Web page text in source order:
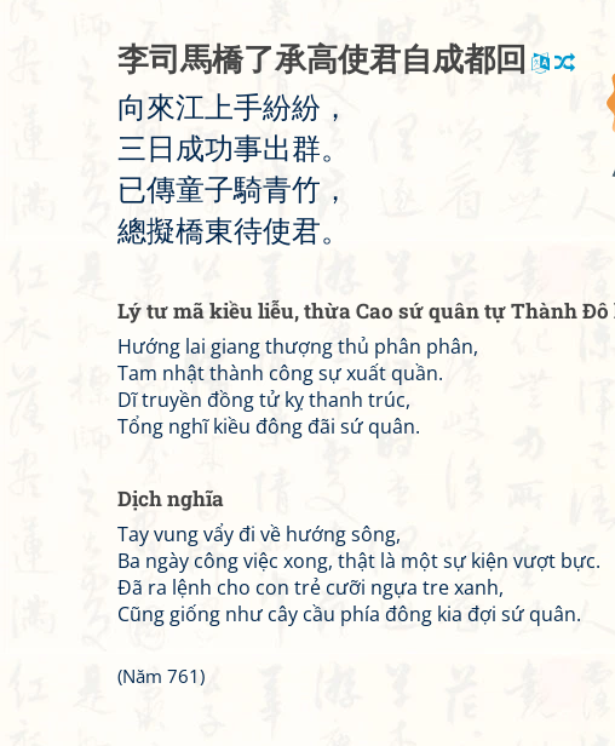
李司 馬橋了承高使君自成都回
向來江 上手紛紛 ，
三 日 成功事出群。
已傳童子騎青竹 ，
總擬橋東待使君。
Lý tư mã kiều liễu, thừa Cao sứ quân tự Thành Đô
Hướng lai giang thượng thủ phân phân,
Tam nhật thành công sự xuất quần.
Dĩ truyền đồng tử kỵ thanh trúc,
Tổng nghĩ kiều đông đãi sứ quân.
Dịch nghĩa
Tay vung vẩy đi về hướng sông,
Ba ngày công việc xong, thật là một sự kiện vượt bực.
Đã ra lệnh cho con trẻ cưỡi ngựa tre xanh,
Cũng giống như cây cầu phía đông kia đợi sứ quân.
(Năm 761)